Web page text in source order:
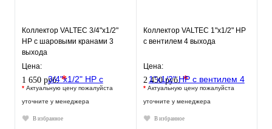
Коллектор VALTEC 3/4"х1/2"
НР с шаровыми кранами 3
выхода
Цена:
1 650 руб.*
* Актуальную цену пожалуйста
уточните у менеджера
В избранное
Коллектор VALTEC 1"х1/2" НР
с вентилем 4 выхода
Цена:
2 450 руб.*
* Актуальную цену пожалуйста
уточните у менеджера
В избранное